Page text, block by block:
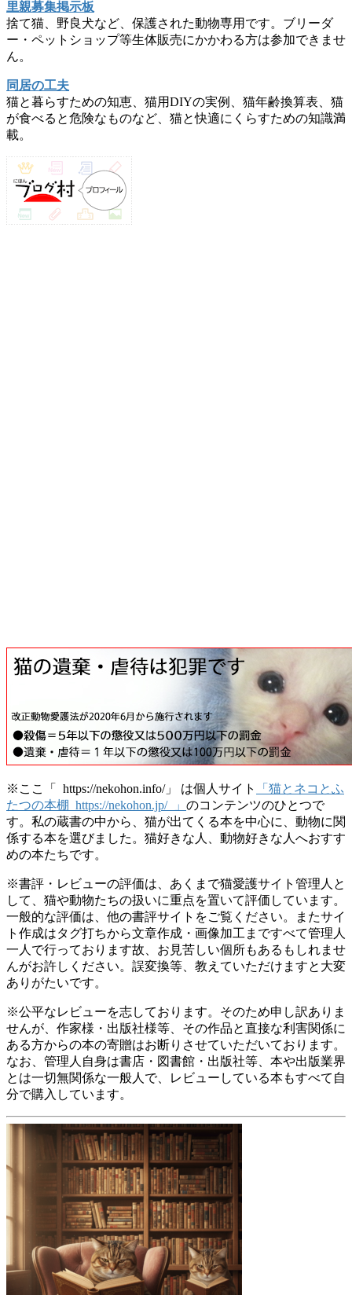
里親募集掲示板
捨て猫、野良犬など、保護された動物専用です。ブリーダ
ー・ペットショップ等生体販売にかかわる方は参加できませ
ん。
同居の工夫
猫と暮らすための知恵、猫用DIYの実例、猫年齢換算表、猫
が食べると危険なものなど、猫と快適にくらすための知識満
載。
※ここ「 https://nekohon.info/」 は個人サイト
「猫とネコとふ
たつの本棚 https://nekohon.jp/ 」 のコンテンツのひとつで
す。私の蔵書の中から、猫が出てくる本を中心に、動物に関
係する本を選びました。猫好きな人、動物好きな人へおすす
めの本たちです。
※書評・レビューの評価は、あくまで猫愛護サイト管理人と
して、猫や動物たちの扱いに重点を置いて評価しています。
一般的な評価は、他の書評サイトをご覧ください。またサイ
ト作成はタグ打ちから文章作成・画像加工まですべて管理人
一人で行っております故、お見苦しい個所もあるもしれませ
んがお許しください。誤変換等、教えていただけますと大変
ありがたいです。
※公平なレビューを志しております。そのため申し訳ありま
せんが、作家様・出版社様等、その作品と直接な利害関係に
ある方からの本の寄贈はお断りさせていただいております。
なお、管理人自身は書店・図書館・出版社等、本や出版業界
とは一切無関係な一般人で、レビューしている本もすべて自
分で購入しています。